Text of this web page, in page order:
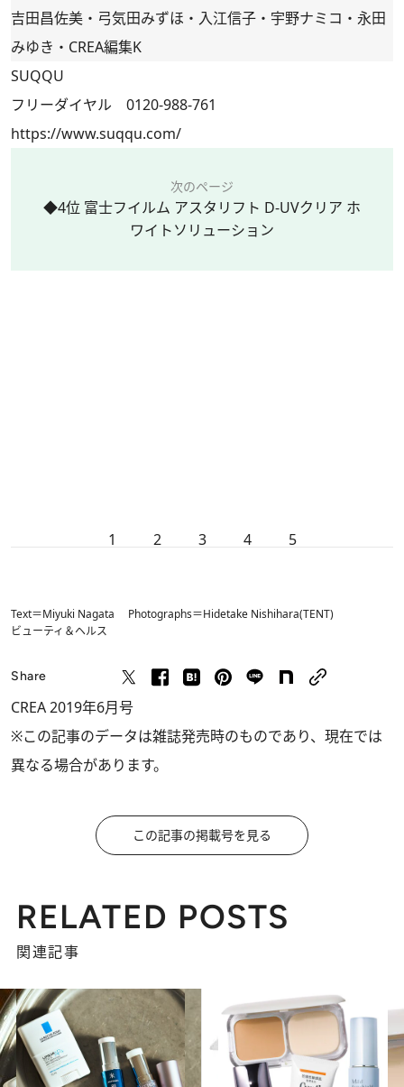
吉田昌佐美・弓気田みずほ・入江信子・宇野ナミコ・永田
みゆき・CREA編集K
SUQQU
フリーダイヤル 0120-988-761
https://www.suqqu.com/
次のページ
◆4位 富士フイルム アスタリフト D-UVクリア ホ
ワイトソリューション
1 2 3 4 5
Text＝Miyuki Nagata Photographs＝Hidetake Nishihara(TENT)
ビューティ＆ヘルス
Share
CREA 2019年6月号
※この記事のデータは雑誌発売時のものであり、現在では
異なる場合があります。
この記事の掲載号を見る
RELATED POSTS
関連記事